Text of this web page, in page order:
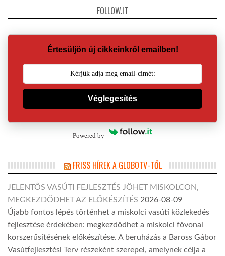
FOLLOW.IT
Értesüljön új cikkeinkről emailben!
Véglegesítés
Powered by
FRISS HÍREK A GLOBOTV-TŐL
JELENTŐS VASÚTI FEJLESZTÉS JÖHET MISKOLCON,
MEGKEZDŐDHET AZ ELŐKÉSZÍTÉS 2026-08-09
Újabb fontos lépés történhet a miskolci vasúti közlekedés
fejlesztése érdekében: megkezdődhet a miskolci fővonal
korszerűsítésének előkészítése. A beruházás a Baross Gábor
Vasútfejlesztési Terv részeként szerepel, amelynek célja a